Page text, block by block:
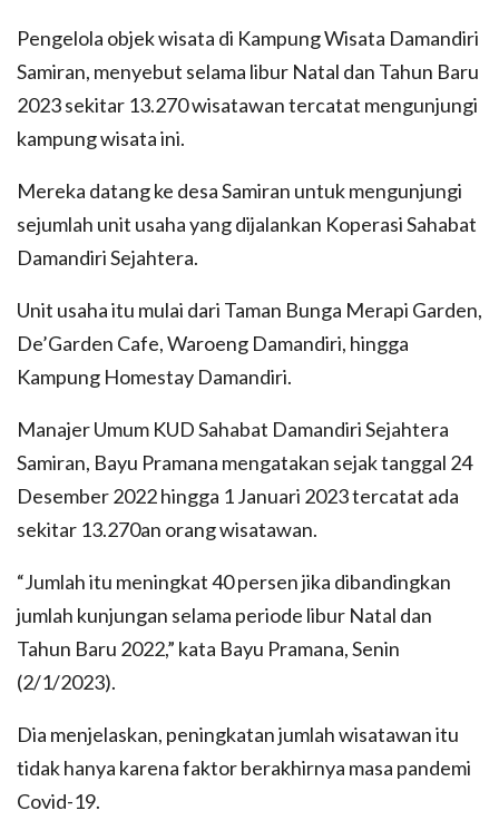
Pengelola objek wisata di Kampung Wisata Damandiri
Samiran, menyebut selama libur Natal dan Tahun Baru
2023 sekitar 13.270 wisatawan tercatat mengunjungi
kampung wisata ini.
Mereka datang ke desa Samiran untuk mengunjungi
sejumlah unit usaha yang dijalankan Koperasi Sahabat
Damandiri Sejahtera.
Unit usaha itu mulai dari Taman Bunga Merapi Garden,
De’Garden Cafe, Waroeng Damandiri, hingga
Kampung Homestay Damandiri.
Manajer Umum KUD Sahabat Damandiri Sejahtera
Samiran, Bayu Pramana mengatakan sejak tanggal 24
Desember 2022 hingga 1 Januari 2023 tercatat ada
sekitar 13.270an orang wisatawan.
“Jumlah itu meningkat 40 persen jika dibandingkan
jumlah kunjungan selama periode libur Natal dan
Tahun Baru 2022,” kata Bayu Pramana, Senin
(2/1/2023).
Dia menjelaskan, peningkatan jumlah wisatawan itu
tidak hanya karena faktor berakhirnya masa pandemi
Covid-19.